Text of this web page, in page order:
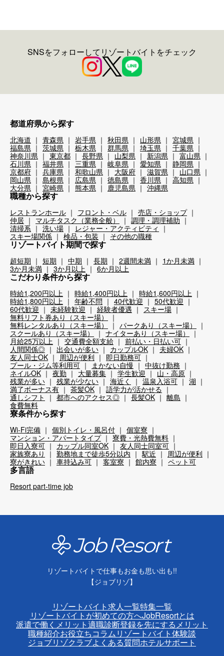
SNSをフォローしてリゾートバイトをチェック
都道府県から探す
北海道 青森県 岩手県 秋田県 山形県
宮城県
福島県
茨城県 栃木県 群馬県 埼玉県
千葉県
神奈川県
東京都 長野県 山梨県 新潟県
富山県
石川県
福井県 三重県 岐阜県 愛知県
静岡県
京都府
兵庫県 和歌山県 大阪府 滋賀県
山口県
岡山県
島根県 広島県 徳島県 香川県
高知県
大分県
宮崎県 熊本県 鹿児島県 沖縄県
職種から探す
レストランホール フロント・ベル
売店・ショップ
仲居
マルチタスク（業務全般）
調理・調理補助
清掃系
洗い場
レジャー・アクティビティ
スキー場関係
検品・包装 その他の職種
リゾートバイト期間で探す
超短期 短期 中期 長期 2週間未満
1か月未満
3か月未満
3か月以上 6か月以上
こだわり条件から探す
時給1,200円以上 時給1,400円以上
時給1,600円以上
時給1,800円以上
年齢不問 40代歓迎
50代歓迎
60代歓迎
未経験歓迎 経験者優遇
スキー場
無料リフト券あり（スキー場）
無料レンタルあり（スキー場）
パークあり（スキー場）
スクールあり（スキー場）
ナイターあり（スキー場）
月給25万以上
交通費全額支給
前払い・日払い可
人間関係◎
出会いが多い カップルOK
夫婦OK
友人同士OK
周辺が便利
即日勤務可
プール・ジム等利用可
まかない自慢
中抜け勤務
ネイルOK
夜勤 大量募集 学生歓迎
山・高原
残業が多い
残業が少ない 海近く 温泉入浴可
湖
満了ボーナス有
茶髪OK
語学力が活かせる
通しシフト
都市へのアクセス◎ 長髪OK
離島
食費無料
寮条件から探す
Wi-Fi完備 個別トイレ・風呂付
個室寮
マンション・アパートタイプ
寮費・光熱費無料
即日入寮可
カップル同室OK
友人同士同室可
家族寮あり
勤務地まで徒歩5分以内 駅近
周辺が便利
寮がきれい
車持込み可 客室寮 館内寮 ペット可
多言語
Resort part-time job
リゾートバイトで仕事もお金も思い出も!!
【ジョブリゾ】
リゾートバイト求人一覧特集一覧
リゾートバイトが初めての方へJobResortとは
派遣で働くメリット適職診断登録を先にするメリット
職種紹介お役立ちコラムリゾートバイト体験談
ジョブリゾクラブよくある質問ホテルサポート